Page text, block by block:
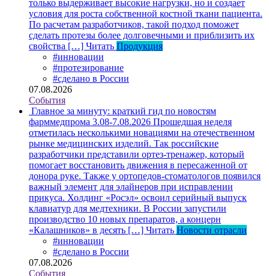
только выдерживает высокие нагрузки, но и создает
условия для роста собственной костной ткани пациента.
По расчетам разработчиков, такой подход поможет
сделать протезы более долговечными и приблизить их
свойства […] Читать Продукция
#инновации
#протезирование
#сделано в России
07.08.2026
События
Главное за минуту: краткий гид по новостям
фарммедпрома 3.08-7.08.2026 Прошедшая неделя
отметилась несколькими новациями на отечественном
рынке медицинских изделий. Так российские
разработчики представили ортез-тренажер, который
помогает восстановить движения в пересаженной от
донора руке. Также у ортопедов-стоматологов появился
важный элемент для элайнеров при исправлении
прикуса. Холдинг «Росэл» освоил серийный выпуск
клавиатур для медтехники. В России запустили
производство 10 новых препаратов, а концерн
«Калашников» в десять […] Читать Новости отрасли
#инновации
#сделано в России
07.08.2026
События